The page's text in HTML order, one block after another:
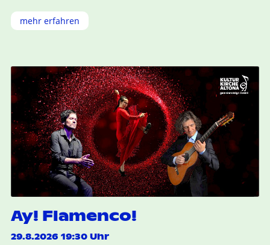
mehr erfahren
Ay! Flamenco!
29.8.2026 19:30 Uhr